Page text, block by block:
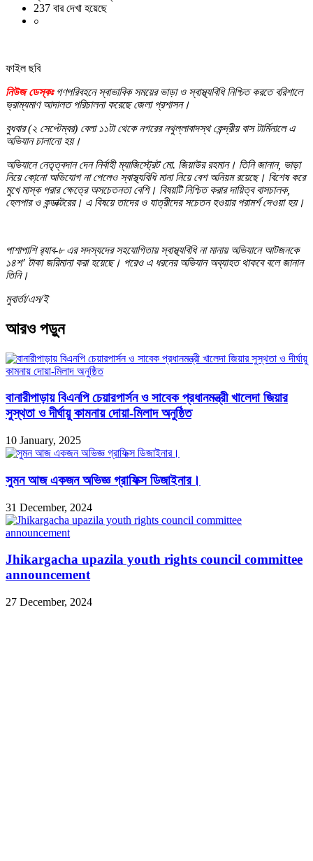
237 বার দেখা হয়েছে
০
ফাইল ছবি
নিউজ ডেস্কঃগণপরিবহনে স্বাভাবিক সময়ের ভাড়া ও স্বাস্থ্যবিধি নিশ্চিত করতে বরিশালে
ভ্রাম্যমাণ আদালত পরিচালনা করেছে জেলা প্রশাসন।
বুধবার (২ সেপ্টেম্বর) বেলা ১১টা থেকে নগরের নথুল্লাবাদস্থ কেন্দ্রীয় বাস টার্মিনালে এ
অভিযান চালানো হয়।
অভিযানে নেতৃত্বদান দেন নির্বাহী ম্যাজিস্ট্রেট মো. জিয়াউর রহমান। তিনি জানান, ভাড়া
নিয়ে কো্নো অভিযোগ না পেলেও স্বাস্থ্যবিধি মানা নিয়ে বেশ অনিয়ম রয়েছে। বিশেষ করে
মুখে মাস্ক পরার ক্ষেত্রে অসচেতনতা বেশি। বিষয়টি নিশ্চিত করার দায়িত্ব বাসচালক,
হেলপার ও কন্ডাক্টরের। এ বিষয়ে তাদের ও যাত্রীদের সচেতন হওয়ার পরামর্শ দেওয়া হয়।
পাশাপাশি র‌্যাব-৮ এর সদস্যদের সহযোগিতায় স্বাস্থ্যবিধি না মানায় অভিযানে আটজনকে
১৪শ’ টাকা জরিমানা করা হয়েছে। পরেও এ ধরনের অভিযান অব্যাহত থাকবে বলে জানান
তিনি।
মুবার্তা/এস/ই
আরও পড়ুন
বানারীপাড়ায় বিএনপি চেয়ারপার্সন ও সাবেক প্রধানমন্ত্রী খালেদা জিয়ার
সুস্থতা ও দীর্ঘায়ু কামনায় দোয়া-মিলাদ অনুষ্ঠিত
10 January, 2025
সুমন আজ একজন অভিজ্ঞ গ্রাফিক্স ডিজাইনার।
31 December, 2024
Jhikargacha upazila youth rights council committee
announcement
27 December, 2024